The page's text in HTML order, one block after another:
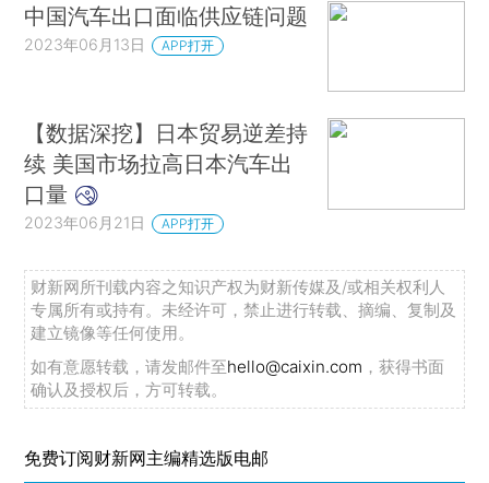
中国汽车出口面临供应链问题
2023年06月13日 APP打开
【数据深挖】日本贸易逆差持
续 美国市场拉高日本汽车出
口量
2023年06月21日 APP打开
财新网所刊载内容之知识产权为财新传媒及/或相关权利人
专属所有或持有。未经许可，禁止进行转载、摘编、复制及
建立镜像等任何使用。
如有意愿转载，请发邮件至hello@caixin.com ，获得书面
确认及授权后，方可转载。
免费订阅财新网主编精选版电邮